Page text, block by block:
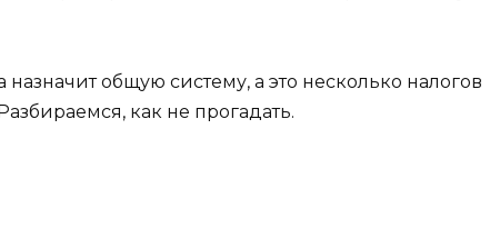
назначит общую систему, а это несколько налогов
как не прогадать.